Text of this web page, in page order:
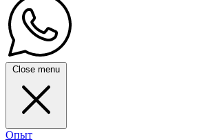
Close menu
Опыт